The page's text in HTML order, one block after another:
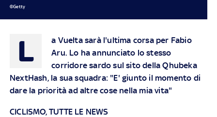
©Getty
L
a Vuelta sarà l'ultima corsa per Fabio
Aru. Lo ha annunciato lo stesso
corridore sardo sul sito della Qhubeka
NextHash, la sua squadra: "E' giunto il momento di
dare la priorità ad altre cose nella mia vita"
CICLISMO, TUTTE LE NEWS